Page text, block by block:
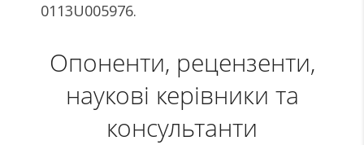
0113U005976.
Опоненти, рецензенти,
наукові керівники та
консультанти